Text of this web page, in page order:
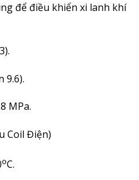
để điều khiển xi lanh khí
9.6).
MPa.
Coil Điện)
oC.